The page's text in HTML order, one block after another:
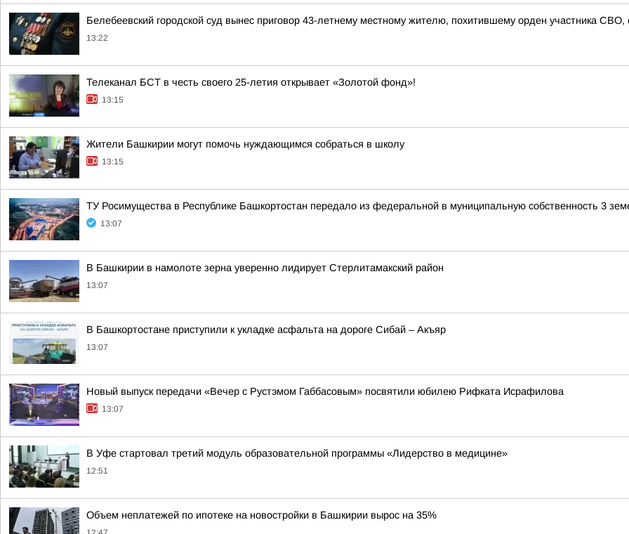
Белебеевский городской суд вынес приговор 43-летнему местному жителю, похитившему орден участника
13:22
Телеканал БСТ в честь своего 25-летия открывает «Золотой фонд»!
13:15
Жители Башкирии могут помочь нуждающимся собраться в школу
13:15
ТУ Росимущества в Республике Башкортостан передало из федеральной в муниципальную собственность 3
13:07
В Башкирии в намолоте зерна уверенно лидирует Стерлитамакский район
13:07
В Башкортостане приступили к укладке асфальта на дороге Сибай – Акъяр
13:07
Новый выпуск передачи «Вечер с Рустэмом Габбасовым» посвятили юбилею Рифката Исрафилова
13:07
В Уфе стартовал третий модуль образовательной программы «Лидерство в медицине»
12:51
Объем неплатежей по ипотеке на новостройки в Башкирии вырос на 35%